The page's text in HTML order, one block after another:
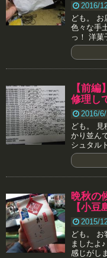
2016/
ども。 お
色々な手
っ！ 洋菓
【前
修理し
2016/
ども。 見
かり並ん
シュタル
晩秋の
【小
2015/
ども。 お
ましたよ
感じがし